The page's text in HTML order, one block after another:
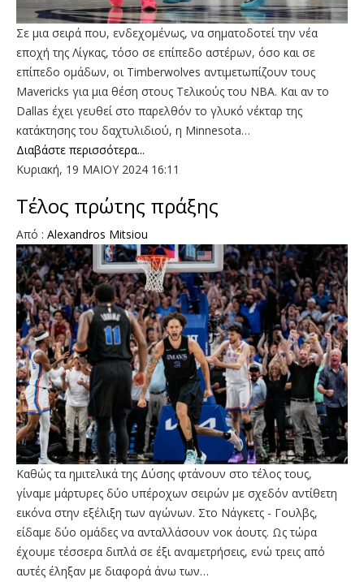
Σε μια σειρά που, ενδεχομένως, να σηματοδοτεί την νέα
εποχή της Λίγκας, τόσο σε επίπεδο αστέρων, όσο και σε
επίπεδο ομάδων, οι Timberwolves αντιμετωπίζουν τους
Mavericks για μια θέση στους Τελικούς του NBA. Και αν το
Dallas έχει γευθεί στο παρελθόν το γλυκό νέκταρ της
κατάκτησης του δαχτυλιδιού, η Minnesota…
Διαβάστε περισσότερα...
Κυριακή, 19 ΜΑΙΟΥ 2024 16:11
Τέλος πρώτης πράξης
Aπό : Alexandros Mitsiou
Καθώς τα ημιτελικά της Δύσης φτάνουν στο τέλος τους,
γίναμε μάρτυρες δύο υπέροχων σειρών με σχεδόν αντίθετη
εικόνα στην εξέλιξη των αγώνων. Στο Νάγκετς - Γουλβς,
είδαμε δύο ομάδες να ανταλλάσουν νοκ άουτς. Ως τώρα
έχουμε τέσσερα διπλά σε έξι αναμετρήσεις, ενώ τρεις από
αυτές έληξαν με διαφορά άνω των…